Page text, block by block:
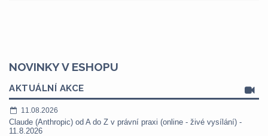
NOVINKY V ESHOPU
AKTUÁLNÍ AKCE
11.08.2026
Claude (Anthropic) od A do Z v právní praxi (online - živé vysílání) -
11.8.2026